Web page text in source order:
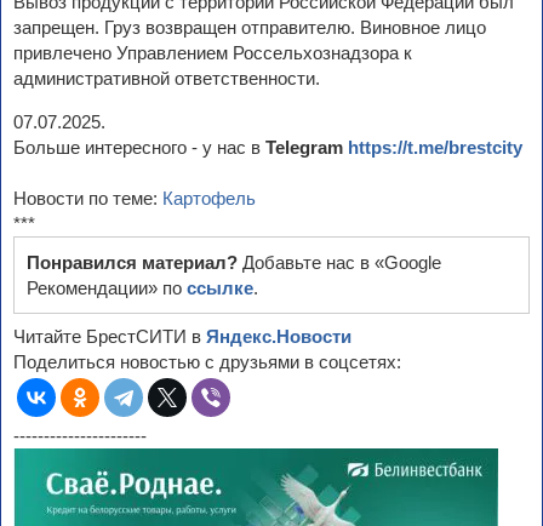
запрещен. Груз возвращен отправителю. Виновное лицо
привлечено Управлением Россельхознадзора к
административной ответственности.
07.07.2025.
Больше интересного - у нас в Telegram https://t.me/brestcity
Новости по теме: Картофель
***
Понравился материал? Добавьте нас в «Google
Рекомендации» по ссылке.
Читайте БрестСИТИ в Яндекс.Новости
Поделиться новостью с друзьями в соцсетях:
----------------------